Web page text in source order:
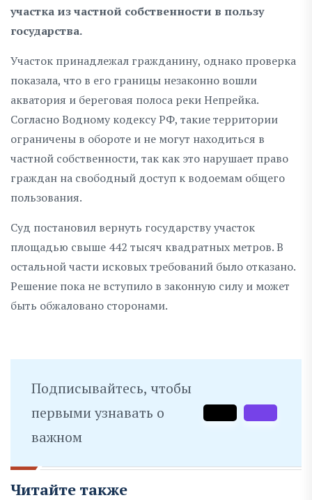
участка из частной собственности в пользу
государства.
Участок принадлежал гражданину, однако проверка
показала, что в его границы незаконно вошли
акватория и береговая полоса реки Непрейка.
Согласно Водному кодексу РФ, такие территории
ограничены в обороте и не могут находиться в
частной собственности, так как это нарушает право
граждан на свободный доступ к водоемам общего
пользования.
Суд постановил вернуть государству участок
площадью свыше 442 тысяч квадратных метров. В
остальной части исковых требований было отказано.
Решение пока не вступило в законную силу и может
быть обжаловано сторонами.
Подписывайтесь, чтобы
первыми узнавать о
важном
Читайте также